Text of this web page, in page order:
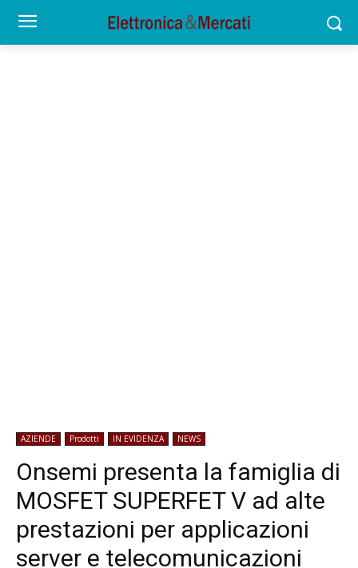
AZIENDE Prodotti IN EVIDENZA NEWS
Onsemi presenta la famiglia di
MOSFET SUPERFET V ad alte
prestazioni per applicazioni
server e telecomunicazioni